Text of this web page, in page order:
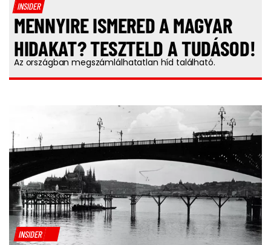
INSIDER
MENNYIRE ISMERED A MAGYAR
HIDAKAT? TESZTELD A TUDÁSOD!
Az országban megszámlálhatatlan híd található.
INSIDER